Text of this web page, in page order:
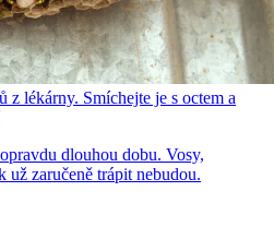
z lékárny. Smíchejte je s octem a
dlouhou dobu. Vosy,
už zaručeně trápit nebudou.